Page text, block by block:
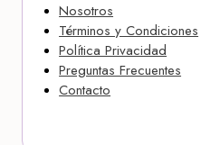
Nosotros
Términos y Condiciones
Política Privacidad
Preguntas Frecuentes
Contacto